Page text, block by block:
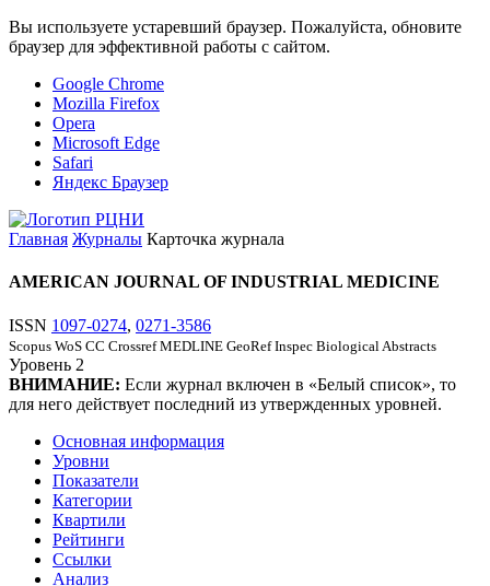
Вы используете устаревший браузер. Пожалуйста, обновите
браузер для эффективной работы с сайтом.
Google Chrome
Mozilla Firefox
Opera
Microsoft Edge
Safari
Яндекс Браузер
Главная Журналы Карточка журнала
AMERICAN JOURNAL OF INDUSTRIAL MEDICINE
ISSN 1097-0274, 0271-3586
Scopus WoS CC Crossref MEDLINE GeoRef Inspec Biological Abstracts
Уровень 2
ВНИМАНИЕ: Если журнал включен в «Белый список», то
для него действует последний из утвержденных уровней.
Основная информация
Уровни
Показатели
Категории
Квартили
Рейтинги
Ссылки
Анализ